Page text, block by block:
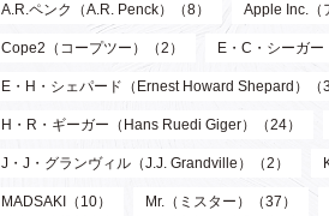
A.R.ペンク（A.R. Penck）（8） Apple Inc.（
Cope2（コープツー）（2） E・C・シーガ
E・H・シェパード（Ernest Howard Shepard）（3
H・R・ギーガー（Hans Ruedi Giger）（24）
J・J・グランヴィル（J.J. Grandville）（2）
MADSAKI（10） Mr.（ミスター）（37）